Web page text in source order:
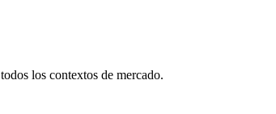
los contextos de mercado.